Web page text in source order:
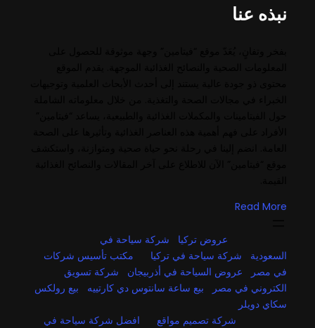
نبذه عنا
Read More
عروض تركيا
شركة سياحة في
السعودية
شركة سياحة في تركيا
مكتب تأسيس شركات
في مصر
عروض السياحة في أذربيجان
شركة تسويق
الكتروني في مصر
بيع ساعة سانتوس دي كارتييه
بيع رولكس
سكاي دويلر
شركة تصميم مواقع
افضل شركة سياحة في